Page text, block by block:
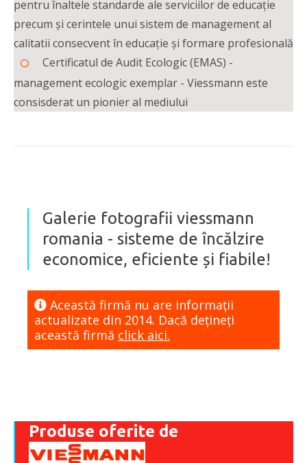
pentru înaltele standarde ale serviciilor de educație
precum și cerintele unui sistem de management al
calitatii consecvent în educație și formare profesională
Certificatul de Audit Ecologic (EMAS) -
management ecologic exemplar - Viessmann este
consisderat un pionier al mediului
Galerie fotografii viessmann
romania - sisteme de încălzire
economice, eficiente și fiabile!
Această firmă nu are informaţii
actualizate din 2014. Dacă dețineți
această firmă click aici.
Produse oferite de